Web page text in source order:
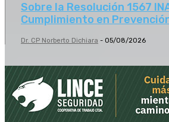
Sobre la Resolución 1567
Cumplimiento en
Dr. CP Norberto Dichiara - 05/08/2026